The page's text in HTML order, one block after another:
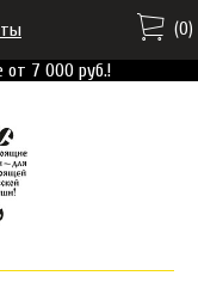
от 7 000 руб.!
(0)